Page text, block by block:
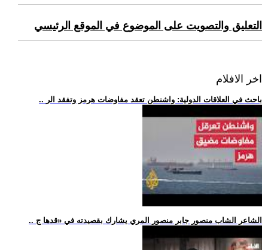
التعليق والتصويت على الموضوع في الموقع الرئيسي
اخر الافلام
.. باحث في العلاقات الدولية: واشنطن تعقد مفاوضات هرمز وتفقد الر
.. الشاعر الشاب منصور جابر منصور المري يشارك بقصيدته في «قدها ج